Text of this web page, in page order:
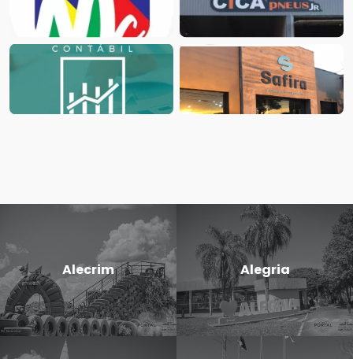
Alecrim Alegria